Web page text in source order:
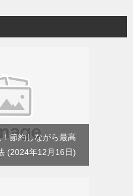
節約しながら最高
2024年12月16日